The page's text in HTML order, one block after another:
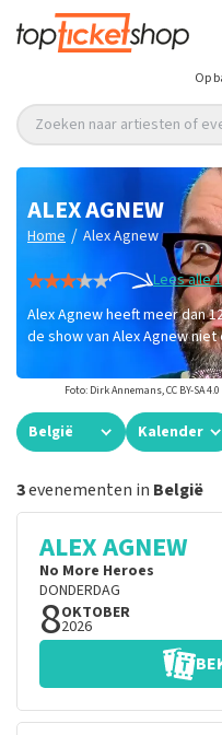
Op
Zoeken naar artiesten of
ALEX AGNEW
Home / Alex Agnew
Lees alle
Alex Agnew heeft meer dan
de show van Alex Agnew
Foto: Dirk Annemans, CC BY-SA
België Kalender
3evenementen in België
ALEX AGNEW
No More Heroes
DONDERDAG
8OKTOBER
2026